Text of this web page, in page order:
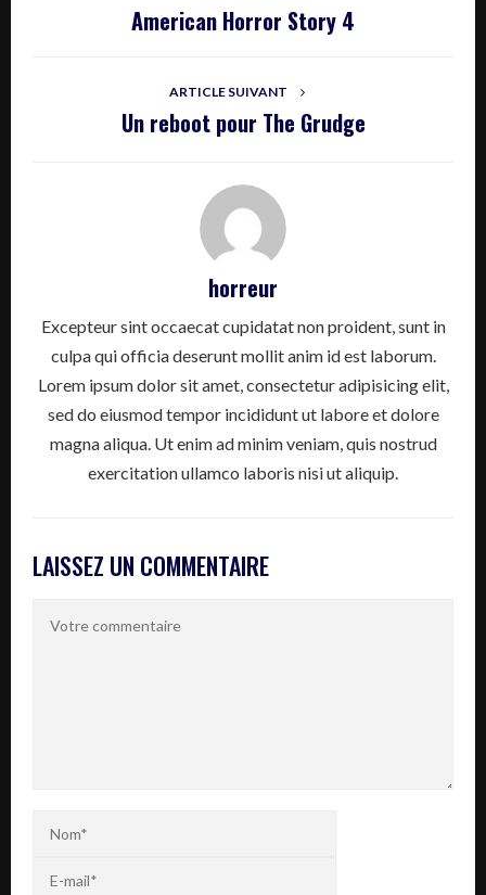
American Horror Story 4
ARTICLE SUIVANT
Un reboot pour The Grudge
horreur
Excepteur sint occaecat cupidatat non proident, sunt in
culpa qui officia deserunt mollit anim id est laborum.
Lorem ipsum dolor sit amet, consectetur adipisicing elit,
sed do eiusmod tempor incididunt ut labore et dolore
magna aliqua. Ut enim ad minim veniam, quis nostrud
exercitation ullamco laboris nisi ut aliquip.
LAISSEZ UN COMMENTAIRE